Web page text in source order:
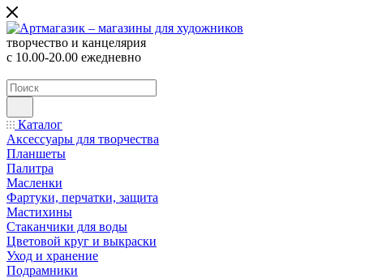
творчество и канцелярия
с 10.00-20.00 ежедневно
Каталог
Аксессуары для творчества
Планшеты
Палитра
Масленки
Фартуки, перчатки, защита
Мастихины
Стаканчики для воды
Цветовой круг и выкраски
Уход и хранение
Подрамники